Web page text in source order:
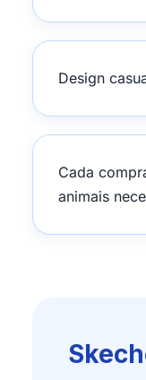
Design
Cada
animais